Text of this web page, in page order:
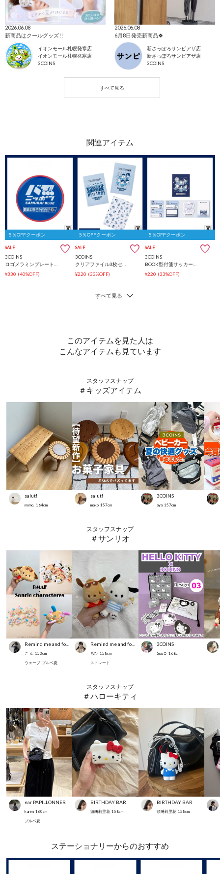
2026.06.08
新商品はクールグッズ!!
イオンモール札幌発寒店
イオンモール札幌発寒店
3COINS
2026.06.08
6月8日発売新商品🍀
新さっぽろサンピアザ店
新さっぽろサンピアザ店
3COINS
5％OFFクーポン
SALE
3COINS
¥330 (40%OFF)
5％OFFクーポン
SALE
3COINS
¥220 (33%OFF)
5％OFFクーポン
SALE
3COINS
¥220 (33%OFF)
このアイテムを見た人は
こんなアイテムも見ています
スタッフスナップ
＃キッズアイテム
salut!
momo. 164cm
salut!
mako 157cm
3COINS
aya 157cm
スタッフスナップ
＃サンリオ
こ ん 153cm
ウェーブ ブルベ夏
ちひ 158cm
ストレート
3COINS
Suu☺︎ 168cm
スタッフスナップ
＃ハローキティ
ear PAPILLONNER
karen 160cm
ブルベ夏
BIRTHDAY BAR
須﨑莉里花 158cm
BIRTHDAY BAR
須﨑莉里花 158cm
ステーショナリーからのおすすめ